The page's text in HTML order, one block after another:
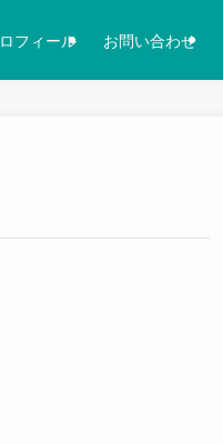
フィール お問い合わせ